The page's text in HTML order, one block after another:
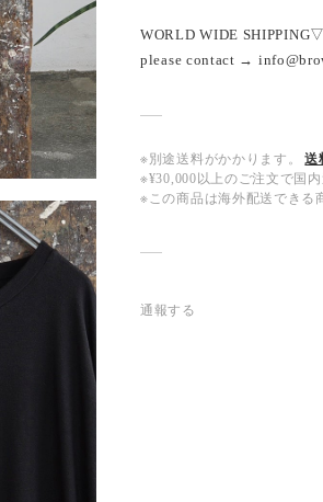
WORLD WIDE SHIPPING▽
please contact →
※別途送料がかかります。
送
※¥30,000以上のご注文で国
※この商品は海外配送できる
通報する